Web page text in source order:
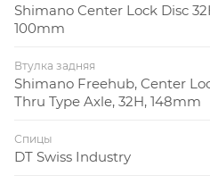
Shimano Center Lock Disc
100mm
Втулка задняя
Shimano Freehub, Center
Thru Type Axle, 32H, 148mm
Спицы
DT Swiss Industry